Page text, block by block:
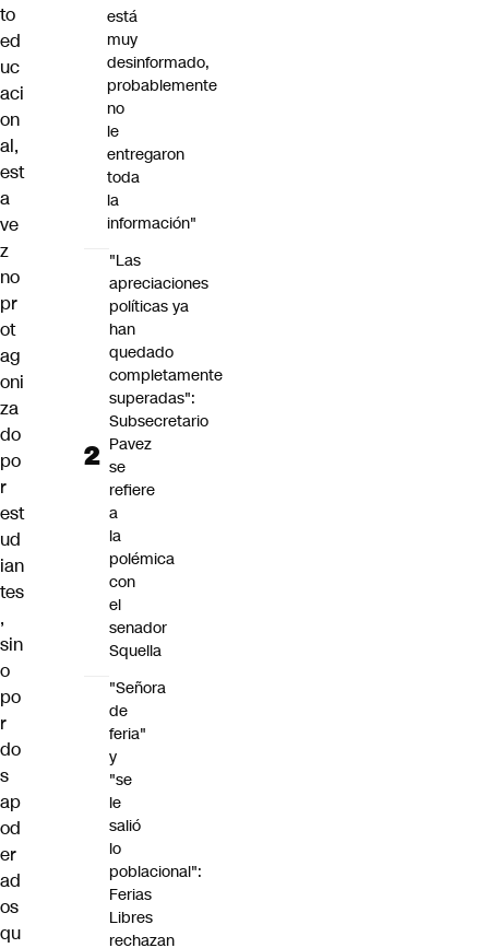
to
ed
uc
aci
on
al,
est
a
ve
z
no
pr
ot
ag
oni
za
do
po
r
est
ud
ian
tes
,
sin
o
po
r
do
s
ap
od
er
ad
os
qu
está
muy
desinformado,
probablemente
no
le
entregaron
toda
la
información"
"Las
apreciaciones
políticas ya
han
quedado
completamente
superadas":
Subsecretario
Pavez
se
refiere
a
la
polémica
con
el
senador
Squella
"Señora
de
feria"
y
"se
le
salió
lo
poblacional":
Ferias
Libres
rechazan